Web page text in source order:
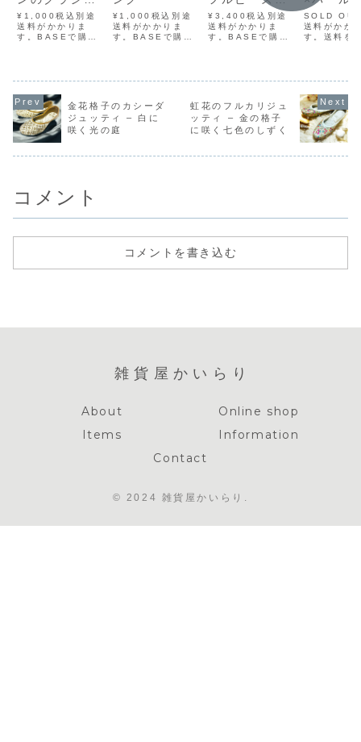
ルリング
¥1,000税込別途
送料がかかりま
す。BASEで購入
した一粒の輝き。
中央にあしらわれ
たラウンドカット
のストーンは、透
明感と強い反射を
¥1,000税込別途
送料がかかりま
す。BASEで購入
ン。その対になる
ように、小さな
「520」のチャー
白ハートのふ
んわりネック
レス＆ピアス
¥3,400税込別途
送料がかかりま
す。BASEで購入
ットビーズと、白
いハート型ビーズ
を組み合わせた、
ュムキピ
– エレガ
な7.5cm
SOLD
送料がかか
す。送料を
ムキスタイ
ゴールド×
でエレガン
上げた王道
ン。繊細な
金花格子のカシーダ
ジュッティ – 白に
咲く光の庭
虹花のフルカリジュ
ッティ – 金の格子
に咲く七色のしずく
コメント
コメントを書き込む
雑貨屋かいらり
About
Online shop
Items
Information
Contact
© 2024 雑貨屋かいらり.